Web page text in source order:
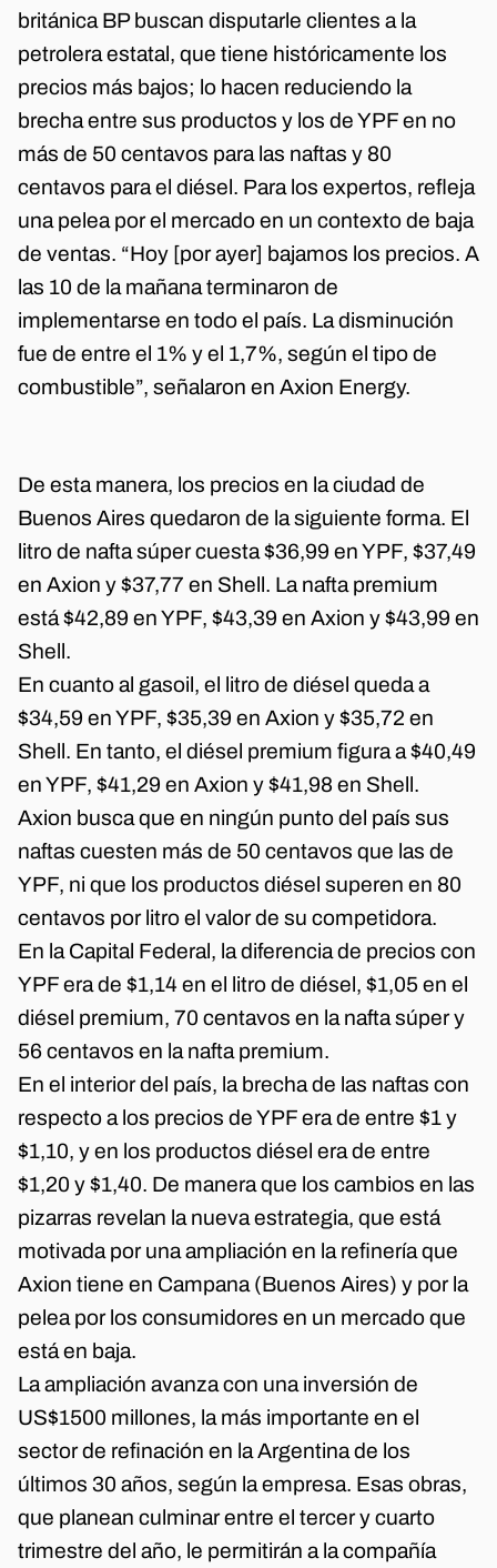
británica BP buscan disputarle clientes a la
petrolera estatal, que tiene históricamente los
precios más bajos; lo hacen reduciendo la
brecha entre sus productos y los de YPF en no
más de 50 centavos para las naftas y 80
centavos para el diésel. Para los expertos, refleja
una pelea por el mercado en un contexto de baja
de ventas. “Hoy [por ayer] bajamos los precios. A
las 10 de la mañana terminaron de
implementarse en todo el país. La disminución
fue de entre el 1% y el 1,7%, según el tipo de
combustible”, señalaron en Axion Energy.
De esta manera, los precios en la ciudad de
Buenos Aires quedaron de la siguiente forma. El
litro de nafta súper cuesta $36,99 en YPF, $37,49
en Axion y $37,77 en Shell. La nafta premium
está $42,89 en YPF, $43,39 en Axion y $43,99 en
Shell.
En cuanto al gasoil, el litro de diésel queda a
$34,59 en YPF, $35,39 en Axion y $35,72 en
Shell. En tanto, el diésel premium figura a $40,49
en YPF, $41,29 en Axion y $41,98 en Shell.
Axion busca que en ningún punto del país sus
naftas cuesten más de 50 centavos que las de
YPF, ni que los productos diésel superen en 80
centavos por litro el valor de su competidora.
En la Capital Federal, la diferencia de precios con
YPF era de $1,14 en el litro de diésel, $1,05 en el
diésel premium, 70 centavos en la nafta súper y
56 centavos en la nafta premium.
En el interior del país, la brecha de las naftas con
respecto a los precios de YPF era de entre $1 y
$1,10, y en los productos diésel era de entre
$1,20 y $1,40. De manera que los cambios en las
pizarras revelan la nueva estrategia, que está
motivada por una ampliación en la refinería que
Axion tiene en Campana (Buenos Aires) y por la
pelea por los consumidores en un mercado que
está en baja.
La ampliación avanza con una inversión de
US$1500 millones, la más importante en el
sector de refinación en la Argentina de los
últimos 30 años, según la empresa. Esas obras,
que planean culminar entre el tercer y cuarto
trimestre del año, le permitirán a la compañía